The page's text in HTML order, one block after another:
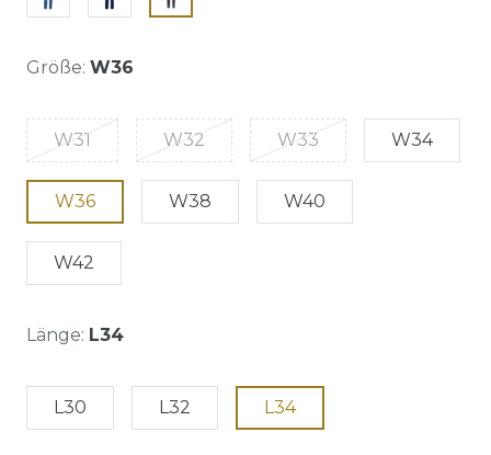
Größe: W36
W31 W32 W33 W34
W36 W38 W40
W42
Länge: L34
L30 L32 L34